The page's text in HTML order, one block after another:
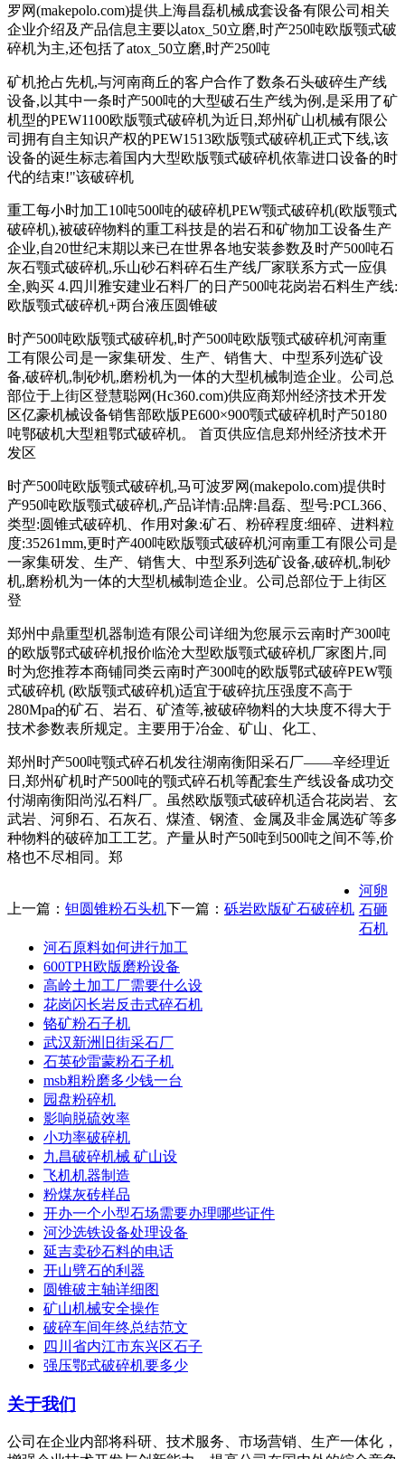
罗网(makepolo.com)提供上海昌磊机械成套设备有限公司相关
企业介绍及产品信息主要以atox_50立磨,时产250吨欧版颚式破
碎机为主,还包括了atox_50立磨,时产250吨
矿机抢占先机,与河南商丘的客户合作了数条石头破碎生产线
设备,以其中一条时产500吨的大型破石生产线为例,是采用了矿
机型的PEW1100欧版颚式破碎机为近日,郑州矿山机械有限公
司拥有自主知识产权的PEW1513欧版颚式破碎机正式下线,该
设备的诞生标志着国内大型欧版颚式破碎机依靠进口设备的时
代的结束!"该破碎机
重工每小时加工10吨500吨的破碎机PEW颚式破碎机(欧版颚式
破碎机),被破碎物料的重工科技是的岩石和矿物加工设备生产
企业,自20世纪末期以来已在世界各地安装参数及时产500吨石
灰石颚式破碎机,乐山砂石料碎石生产线厂家联系方式一应俱
全,购买 4.四川雅安建业石料厂的日产500吨花岗岩石料生产线:
欧版颚式破碎机+两台液压圆锥破
时产500吨欧版颚式破碎机,时产500吨欧版颚式破碎机河南重
工有限公司是一家集研发、生产、销售大、中型系列选矿设
备,破碎机,制砂机,磨粉机为一体的大型机械制造企业。公司总
部位于上街区登慧聪网(Hc360.com)供应商郑州经济技术开发
区亿豪机械设备销售部欧版PE600×900颚式破碎机时产50180
吨鄂破机大型粗鄂式破碎机。 首页供应信息郑州经济技术开
发区
时产500吨欧版颚式破碎机,马可波罗网(makepolo.com)提供时
产950吨欧版颚式破碎机,产品详情:品牌:昌磊、型号:PCL366、
类型:圆锥式破碎机、作用对象:矿石、粉碎程度:细碎、进料粒
度:35261mm,更时产400吨欧版颚式破碎机河南重工有限公司是
一家集研发、生产、销售大、中型系列选矿设备,破碎机,制砂
机,磨粉机为一体的大型机械制造企业。公司总部位于上街区
登
郑州中鼎重型机器制造有限公司详细为您展示云南时产300吨
的欧版鄂式破碎机报价临沧大型欧版颚式破碎机厂家图片,同
时为您推荐本商铺同类云南时产300吨的欧版鄂式破碎PEW颚
式破碎机 (欧版颚式破碎机)适宜于破碎抗压强度不高于
280Mpa的矿石、岩石、矿渣等,被破碎物料的大块度不得大于
技术参数表所规定。主要用于冶金、矿山、化工、
郑州时产500吨颚式碎石机发往湖南衡阳采石厂——辛经理近
日,郑州矿机时产500吨的颚式碎石机等配套生产线设备成功交
付湖南衡阳尚泓石料厂。虽然欧版颚式破碎机适合花岗岩、玄
武岩、河卵石、石灰石、煤渣、钢渣、金属及非金属选矿等多
种物料的破碎加工工艺。产量从时产50吨到500吨之间不等,价
格也不尽相同。郑
上一篇： 钽圆锥粉石头机下一篇： 砾岩欧版矿石破碎机
河卵
石砸
石机
河石原料如何进行加工
600TPH欧版磨粉设备
高岭土加工厂需要什么设
花岗闪长岩反击式碎石机
铬矿粉石子机
武汉新洲旧街采石厂
石英砂雷蒙粉石子机
msb粗粉磨多少钱一台
园盘粉碎机
影响脱硫效率
小功率破碎机
九昌破碎机械 矿山设
飞机机器制造
粉煤灰砖样品
开办一个小型石场需要办理哪些证件
河沙选铁设备处理设备
延吉卖砂石料的电话
开山劈石的利器
圆锥破主轴详细图
矿山机械安全操作
破碎车间年终总结范文
四川省内江市东兴区石子
强压鄂式破碎机要多少
关于我们
公司在企业内部将科研、技术服务、市场营销、生产一体化，